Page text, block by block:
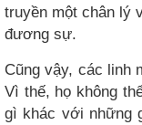
truyền một chân lý
đương sự.
Cũng vậy, các linh
Vì thế, họ không
gì khác với những